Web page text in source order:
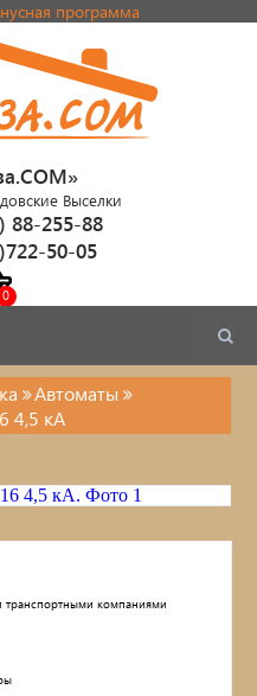
программа
Выселки
88-255-88
50-05
Автоматы
4,5 кА
транспортными компаниями